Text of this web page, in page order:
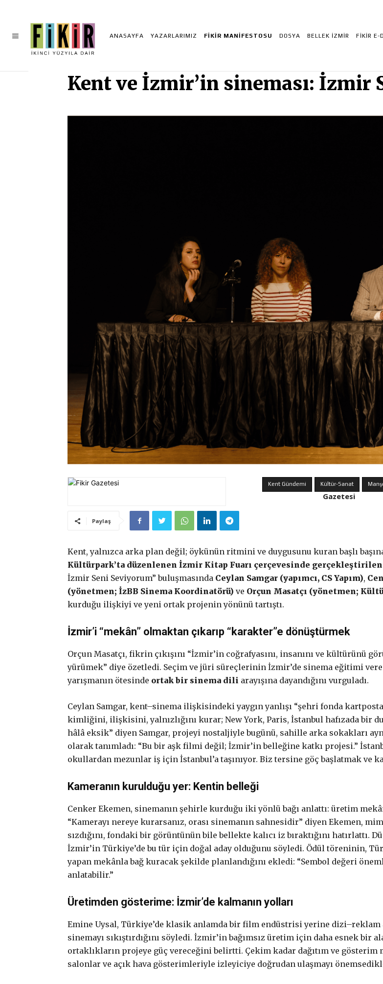
ANASAYFA YAZARLARIMIZ FİKİR MANIFESTOSU DOSYA BELLEK İZMIR FİKİR E-
Kent ve İzmir’in sineması: İzmir
Fikir
Gazetesi
Kent Gündemi Kültür-Sanat
Paylaş
Kent, yalnızca arka plan değil; öykünün ritmini ve duygusunu kuran başlı
Kültürpark’ta düzenlenen İzmir Kitap Fuarı çerçevesinde
İzmir Seni Seviyorum” buluşmasında Ceylan Samgar (yapımcı, CS Yapım),
(yönetmen; İzBB Sinema Koordinatörü) ve Orçun Masatçı (yönetmen;
kurduğu ilişkiyi ve yeni ortak projenin yönünü tartıştı.
İzmir’i “mekân” olmaktan çıkarıp “karakter”e dönüştürmek
Orçun Masatçı, fikrin çıkışını “İzmir’in coğrafyasını, insanını ve kültürünü
yürümek” diye özetledi. Seçim ve jüri süreçlerinin İzmir’de sinema eğitimi
yarışmanın ötesinde ortak bir sinema dili arayışına dayandığını vurguladı.
Ceylan Samgar, kent–sinema ilişkisindeki yaygın yanlışı “şehri fonda
kimliğini, ilişkisini, yalnızlığını kurar; New York, Paris, İstanbul hafızada bir
hâlâ eksik” diyen Samgar, projeyi nostaljiyle bugünü, sahille arka sokakları
olarak tanımladı: “Bu bir aşk filmi değil; İzmir’in belleğine katkı projesi.”
okullardan mezunlar iş için İstanbul’a taşınıyor. Biz tersine göç başlatmak ve
Kameranın kurulduğu yer: Kentin belleği
Cenker Ekemen, sinemanın şehirle kurduğu iki yönlü bağı anlattı: üretim
“Kamerayı nereye kurarsanız, orası sinemanın sahnesidir” diyen Ekemen,
sızdığını, fondaki bir görüntünün bile bellekte kalıcı iz bıraktığını
İzmir’in Türkiye’de bu tür için doğal aday olduğunu söyledi. Ödül töreninin,
yapan mekânla bağ kuracak şekilde planlandığını ekledi: “Sembol değeri
anlatabilir.”
Üretimden gösterime: İzmir’de kalmanın yolları
Emine Uysal, Türkiye’de klasik anlamda bir film endüstrisi yerine dizi–reklam
sinemayı sıkıştırdığını söyledi. İzmir’in bağımsız üretim için daha esnek
ortaklıkların projeye güç vereceğini belirtti. Çekim kadar dağıtım ve
salonlar ve açık hava gösterimleriyle izleyiciye doğrudan ulaşmayı